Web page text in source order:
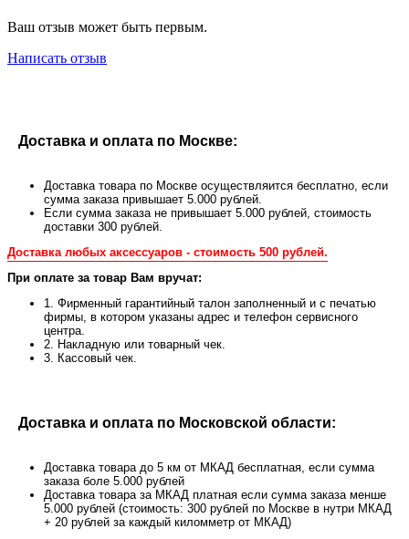
Ваш отзыв может быть первым.
Написать отзыв
Доставка и оплата по Москве:
Доставка товара по Москве осуществляится бесплатно, если
сумма заказа привышает 5.000 рублей.
Если сумма заказа не привышает 5.000 рублей, стоимость
доставки 300 рублей.
Доставка любых аксессуаров - стоимость 500 рублей.
При оплате за товар Вам вручат:
1. Фирменный гарантийный талон заполненный и с печатью
фирмы, в котором указаны адрес и телефон сервисного
центра.
2. Накладную или товарный чек.
3. Кассовый чек.
Доставка и оплата по Московской области:
Доставка товара до 5 км от МКАД бесплатная, если сумма
заказа боле 5.000 рублей
Доставка товара за МКАД платная если сумма заказа менше
5.000 рублей (стоимость: 300 рублей по Москве в нутри МКАД
+ 20 рублей за каждый киломметр от МКАД)